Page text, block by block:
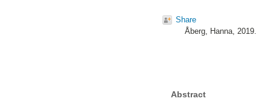
Share
Åberg, Hanna, 2019.
Abstract